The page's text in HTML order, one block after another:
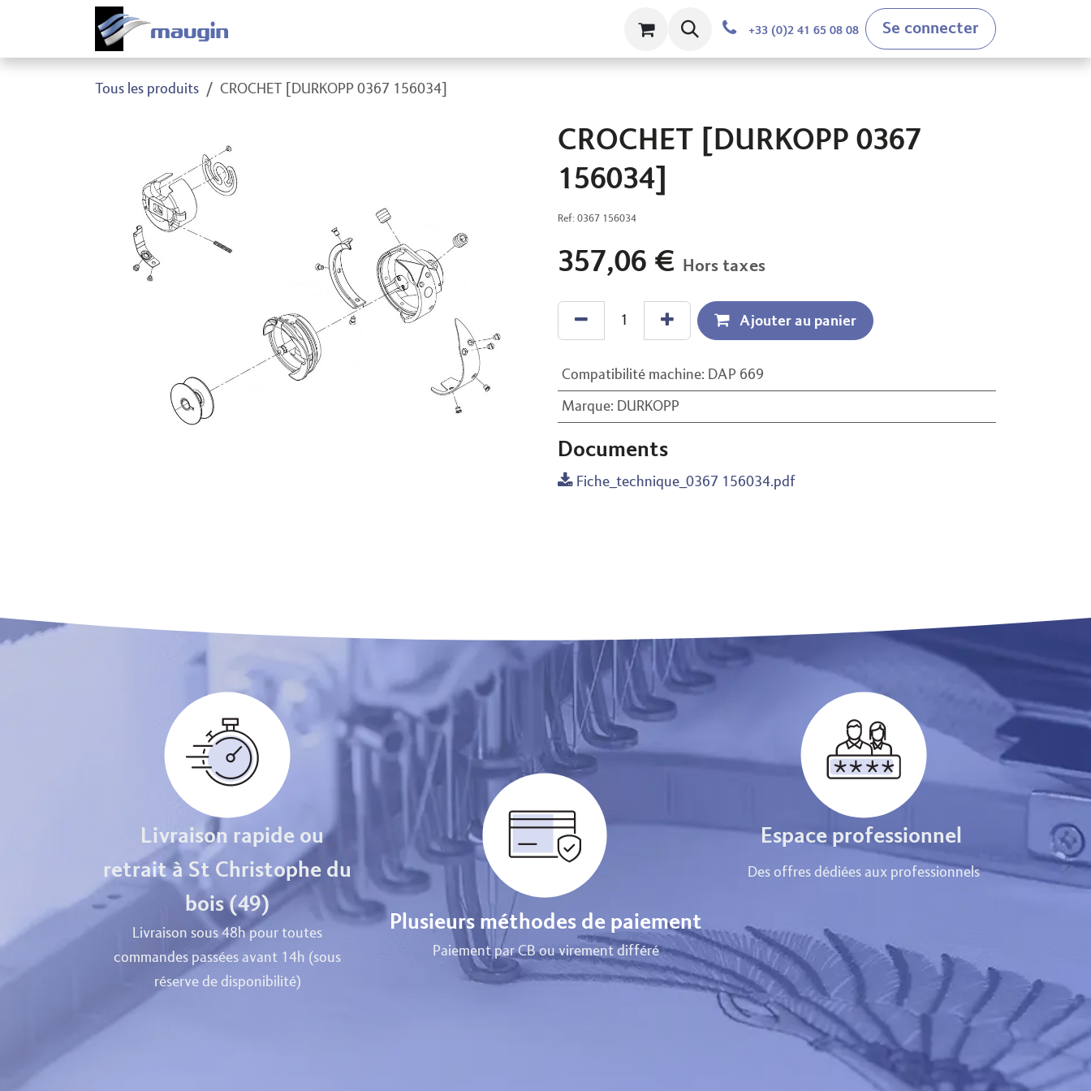
Se rendre au contenu
+33 (0)2 41 65 08 08 Se connecter
Tous les produits CROCHET [DURKOPP 0367 156034]
CROCHET [DURKOPP 0367
156034]
Ref: 0367 156034
357,06 € Hors taxes
Ajouter au panier
Compatibilité machine: DAP 669
Marque: DURKOPP
Documents
Fiche_technique_0367 156034.pdf
Plusieurs méthodes de paiement
Paiement par CB ou virement différé
Espace professionnel
Des offres dédiées aux professionnels
Livraison rapide ou
retrait à St Christophe du
bois (49)
Livraison sous 48h pour toutes
commandes passées avant 14h (sous
réserve de disponibilité)